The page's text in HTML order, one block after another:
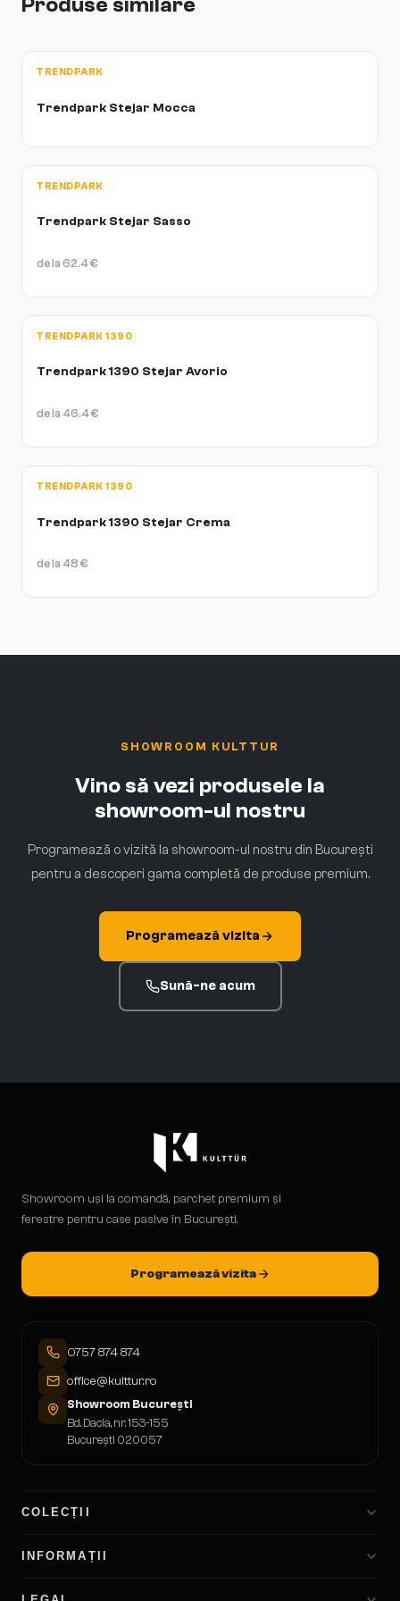
Produse similare
TRENDPARK
Trendpark Stejar Mocca
TRENDPARK
Trendpark Stejar Sasso
de la 62.4€
TRENDPARK 1390
Trendpark 1390 Stejar Avorio
de la 46.4€
TRENDPARK 1390
Trendpark 1390 Stejar Crema
de la 48 €
SHOWROOM KULTTUR
Vino să vezi produsele la
showroom-ul nostru
Programează o vizită la showroom-ul nostru din București
pentru a descoperi gama completă de produse premium.
Programează vizita
Sună-ne acum
Showroom uși la comandă, parchet premium și
ferestre pentru case pasive în București.
Programează vizita
0757 874 874
office@kulttur.ro
Showroom București
Bd. Dacia, nr. 153-155
București 020057
COLECȚII
INFORMAȚII